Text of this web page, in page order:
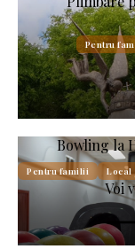
Pentru
Bowling la
Pentru familii Local
Voi